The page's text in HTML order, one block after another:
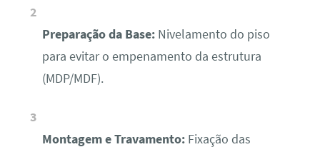
Preparação da Base:Nivelamento do piso
para evitar o empenamento da estrutura
(MDP/MDF).
Montagem e Travamento:Fixação das